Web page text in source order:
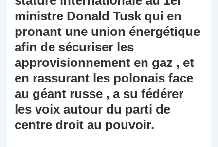
ministre Donald Tusk qui en
pronant une union énergétique
afin de sécuriser les
approvisionnement en gaz , et
en rassurant les polonais face
au géant russe , a su fédérer
les voix autour du parti de
centre droit au pouvoir.